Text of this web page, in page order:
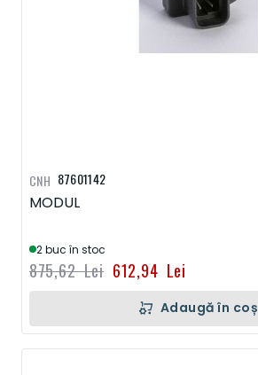
87601142
MODUL
2 buc în stoc
612,94 Lei
875,62 Lei
CNH
Adaugă în coș